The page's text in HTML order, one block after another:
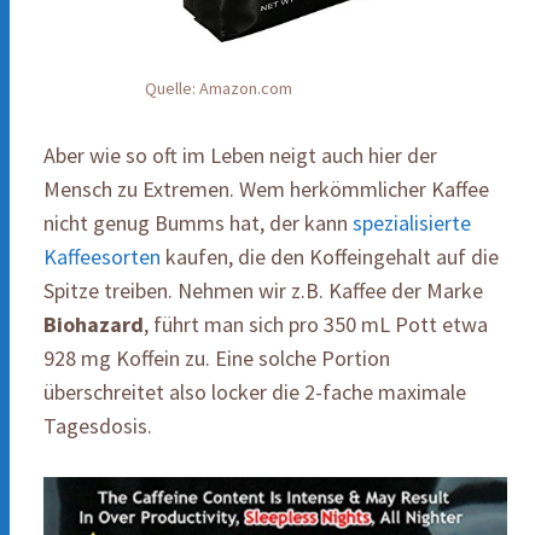
Quelle: Amazon.com
Aber wie so oft im Leben neigt auch hier der
Mensch zu Extremen. Wem herkömmlicher Kaffee
nicht genug Bumms hat, der kann spezialisierte
Kaffeesorten kaufen, die den Koffeingehalt auf die
Spitze treiben. Nehmen wir z.B. Kaffee der Marke
Biohazard, führt man sich pro 350 mL Pott etwa
928 mg Koffein zu. Eine solche Portion
überschreitet also locker die 2-fache maximale
Tagesdosis.